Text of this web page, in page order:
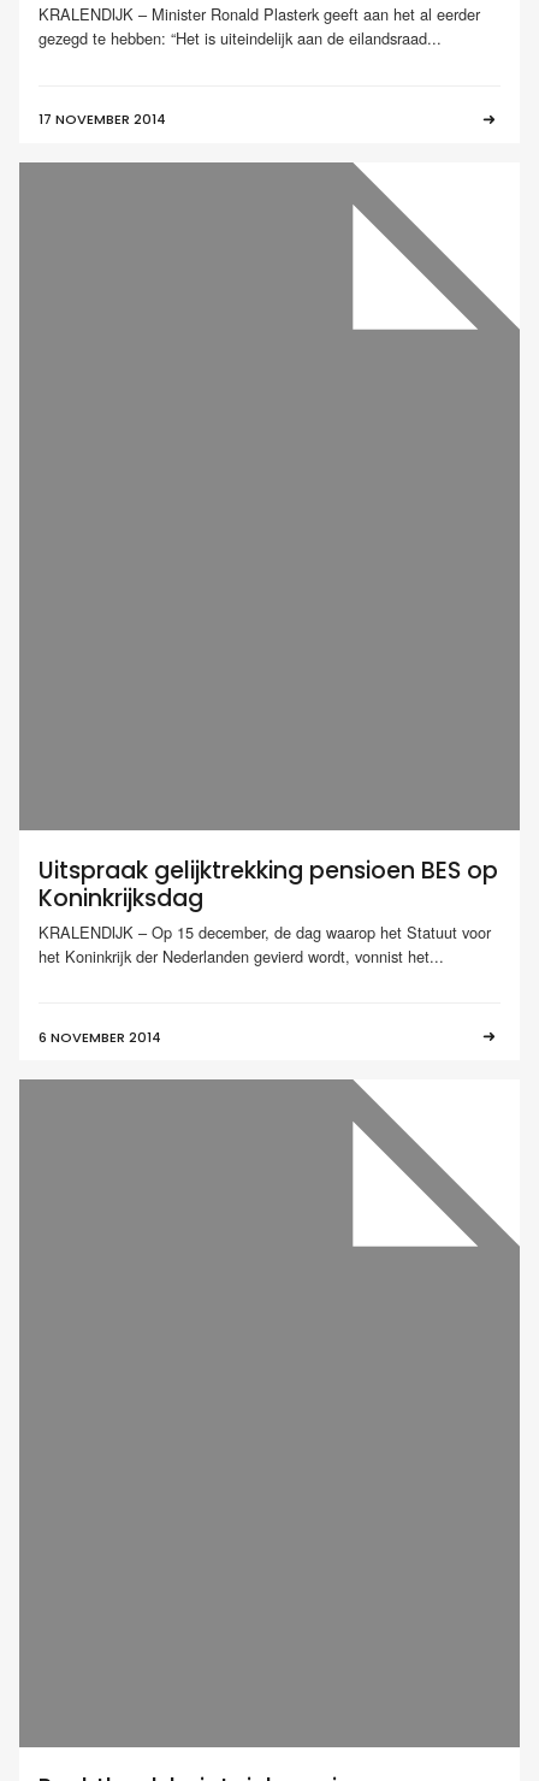
KRALENDIJK – Minister Ronald Plasterk geeft aan het al eerder
gezegd te hebben: “Het is uiteindelijk aan de eilandsraad...
17 NOVEMBER 2014
Uitspraak gelijktrekking pensioen BES op
Koninkrijksdag
KRALENDIJK – Op 15 december, de dag waarop het Statuut voor
het Koninkrijk der Nederlanden gevierd wordt, vonnist het...
6 NOVEMBER 2014